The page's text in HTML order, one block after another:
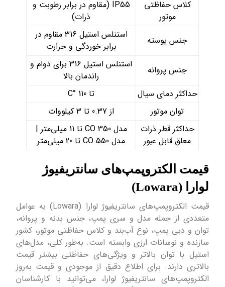
کلاس حفاظتی
موتور
IP55 (مقاوم در برابر رطوبت و
ذرات)
جنس پوسته
استنلس استیل 316 مقاوم در
برابر خوردگی و حرارت
جنس پروانه
استنلس استیل 316 برای دوام و
راندمان بالا
حداکثر دمای سیال
تا 110 °C
توان موتور
از 0.37 تا 3 کیلووات
حداکثر قطر ذرات
معلق قابل عبور
مدل 350 CO تا 11 میلی‌متر |
مدل 550 CO تا 20 میلی‌متر
قیمت الکتروپمپ‌های سانتریفیوژ
لوارا (Lowara)
قیمت الکتروپمپ‌های سانتریفیوژ لوارا (Lowara) به عوامل
متعددی از جمله مدل و سری پمپ، جنس بدنه و پروانه،
توان و دبی پمپ، نوع آب‌بند و کلاس حفاظتی موتور، کشور
سازنده و نوسانات ارزی وابسته است. به‌طور کلی، مدل‌های
استیل با توان بالاتر و ویژگی‌های حفاظتی بیشتر قیمت
بالاتری دارند. برای اطلاع دقیق از موجودی و قیمت به‌روز
الکتروپمپ‌های سانتریفیوژ لوارا، می‌توانید با کارشناسان